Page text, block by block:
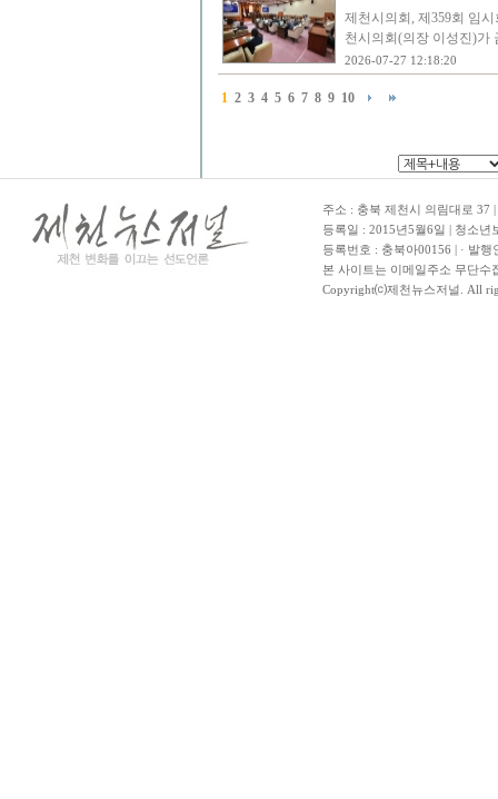
제천시의회, 제359회 임
천시의회(의장 이성진)가
2026-07-27 12:18:20
1 2 3 4 5 6 7 8 9 10
주소 : 충북 제천시 의림대로 37
등록일 : 2015년5월6일 | 청소
등록번호 : 충북아00156 | · 발
본 사이트는 이메일주소 무단수
Copyright⒞제천뉴스저널. All